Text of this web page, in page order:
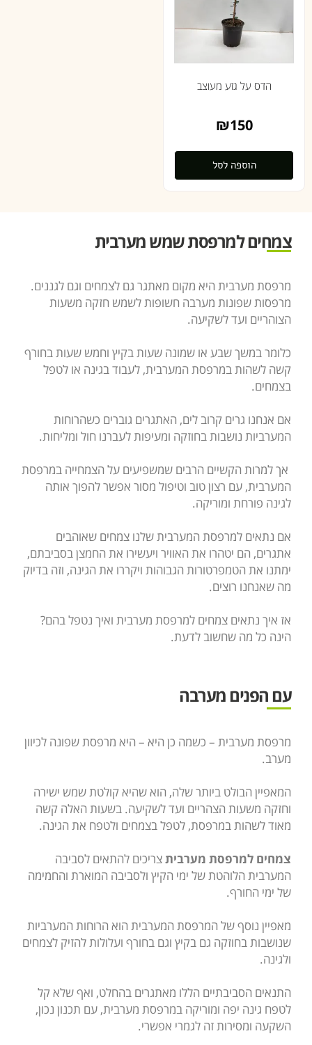
הדס על גזע מעוצב
₪150
הוספה לסל
צמחים למרפסת שמש מערבית
מרפסת מערבית היא מקום מאתגר גם לצמחים וגם לגננים.
מרפסות שפונות מערבה חשופות לשמש חזקה משעות
הצוהריים ועד לשקיעה.
כלומר במשך שבע או שמונה שעות בקיץ וחמש שעות בחורף
קשה לשהות במרפסת המערבית, לעבוד בגינה או לטפל
בצמחים.
אם אנחנו גרים קרוב לים, האתגרים גוברים כשהרוחות
המערביות נושבות בחוזקה ומעיפות לעברנו חול ומליחות.
אך למרות הקשיים הרבים שמשפיעים על הצמחייה במרפסת
המערבית, עם רצון טוב וטיפול מסור אפשר להפוך אותה
לגינה פורחת ומוריקה.
אם נתאים למרפסת המערבית שלנו צמחים שאוהבים
אתגרים, הם יטהרו את האוויר ויעשירו את החמצן בסביבתם,
ימתנו את הטמפרטורות הגבוהות ויקררו את הגינה, וזה בדיוק
מה שאנחנו רוצים.
אז איך נתאים צמחים למרפסת מערבית ואיך נטפל בהם?
הינה כל מה שחשוב לדעת.
עם הפנים מערבה
מרפסת מערבית – כשמה כן היא – היא מרפסת שפונה לכיוון
מערב.
המאפיין הבולט ביותר שלה, הוא שהיא קולטת שמש ישירה
וחזקה משעות הצהריים ועד לשקיעה. בשעות האלה קשה
מאוד לשהות במרפסת, לטפל בצמחים ולטפח את הגינה.
צמחים למרפסת מערביתצריכים להתאים לסביבה
המערבית הלוהטת של ימי הקיץ ולסביבה המוארת והחמימה
של ימי החורף.
מאפיין נוסף של המרפסת המערבית הוא הרוחות המערביות
שנושבות בחוזקה גם בקיץ וגם בחורף ועלולות להזיק לצמחים
ולגינה.
התנאים הסביבתיים הללו מאתגרים בהחלט, ואף שלא קל
לטפח גינה יפה ומוריקה במרפסת מערבית, עם תכנון נכון,
השקעה ומסירות זה לגמרי אפשרי.